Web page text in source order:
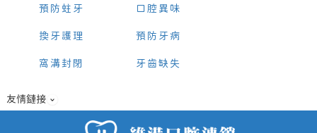
預防蛀牙
換牙護理
窩溝封閉
口腔異味
預防牙病
牙齒缺失
友情鏈接